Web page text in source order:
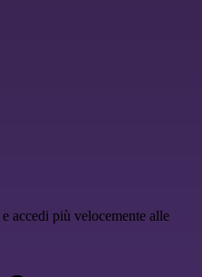
accedi più velocemente alle